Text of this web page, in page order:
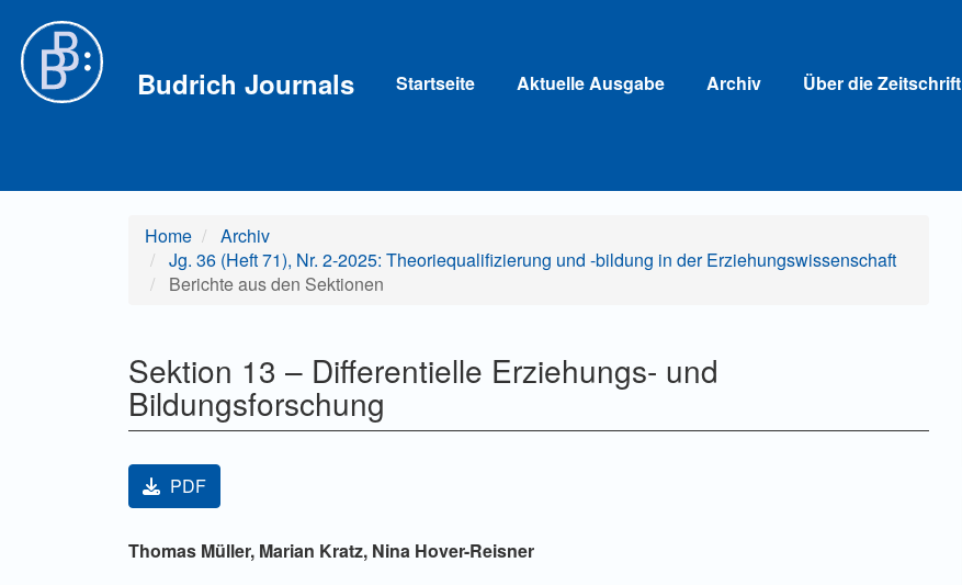
Hauptinhalt
Sidebar
Budrich Journals Startseite Aktuelle Ausgabe Archiv Über die Zeitschrift
Home
Archiv
Jg. 36 (Heft 71), Nr. 2-2025: Theoriequalifizierung und -bildung in der Erziehungswissenschaft
Berichte aus den Sektionen
Sektion 13 – Differentielle Erziehungs- und
Bildungsforschung
Artikel-Sidebar
PDF
Hauptsächlicher Artikelinhalt
Thomas Müller, Marian Kratz, Nina Hover-Reisner